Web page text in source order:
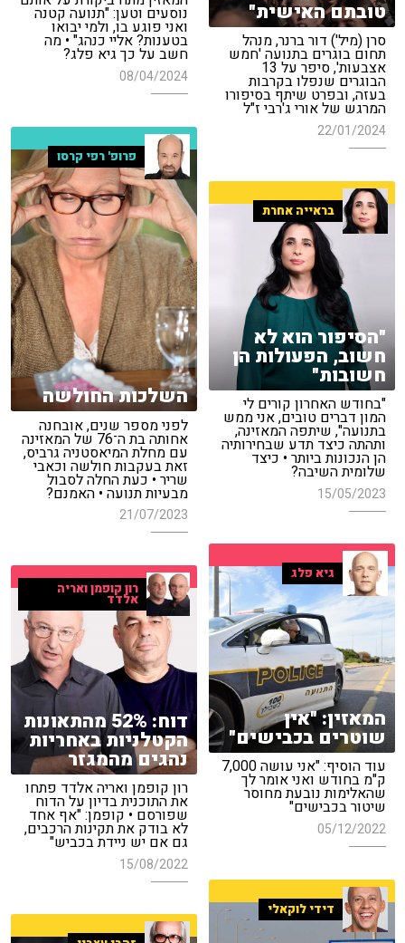
נוסעים וטען: "תנועה קטנה
ואני פוגע בו, ולמי יבואו
בטענות? אליי כנהג" • מה
חשב על כך גיא פלג?
08/04/2024
טובתם האישית"
סרן (מיל') דור ברנר, מנהל
תחום בוגרים בתנועה 'חמש
אצבעות', סיפר על 13
הבוגרים שנפלו בקרבות
בעזה, ובפרט שיתף בסיפורו
המרגש של אורי ג'רבי ז"ל
22/01/2024
פרופ' רפי קרסו
השלכות החולשה
לפני מספר שנים, אובחנה
אחותה בת ה־76 של המאזינה
עם מחלת המיאסטניה גרביס,
זאת בעקבות חולשה וכאבי
שריר • כעת החלה לסבול
מבעיות תנועה • האמנם?
21/07/2023
בראייה אחרת
"הסיפור הוא לא
חשוב, הפעולות הן
חשובות"
"בחודש האחרון קורים לי
המון דברים טובים, אני ממש
בתנועה", שיתפה המאזינה,
ותהתה כיצד תדע שבחירותיה
הן הנכונות ביותר • כיצד
שלומית השיבה?
15/05/2023
גיא פלג
המאזין: "אין
שוטרים בכבישים"
עוד הוסיף: "אני עושה 7,000
ק"מ בחודש ואני אומר לך
שהאלימות נובעת מחוסר
שיטור בכבישים"
05/12/2022
רון קופמן ואריה
אלדד
דוח: 52% מהתאונות
הקטלניות באחריות
נהגים מהמגזר
רון קופמן ואריה אלדד פתחו
את התוכנית בדיון על הדוח
שפורסם • קופמן: "אף אחד
לא בודק את תקינות הרכבים,
גם אם יש ניידת בכביש"
15/08/2022
דידי לוקאלי